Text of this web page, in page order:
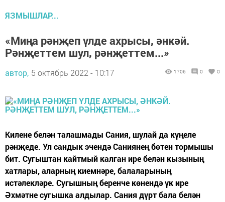
ЯЗМЫШЛАР...
«Миңа рәнҗеп үлде ахрысы, әнкәй.
Рәнҗеттем шул, рәнҗеттем...»
автор, 5 октябрь 2022 - 10:17 1706 0 0
Килене белән талашмады Сания, шулай да күңеле
рәнҗеде. Ул сандык эчендә Саниянең бөтен тормышы
бит. Сугыштан кайтмый калган ире белән кызының
хатлары, аларның киемнәре, балаларының
истәлекләре. Сугышның беренче көнендә үк ире
Әхмәтне сугышка алдылар. Сания дүрт бала белән